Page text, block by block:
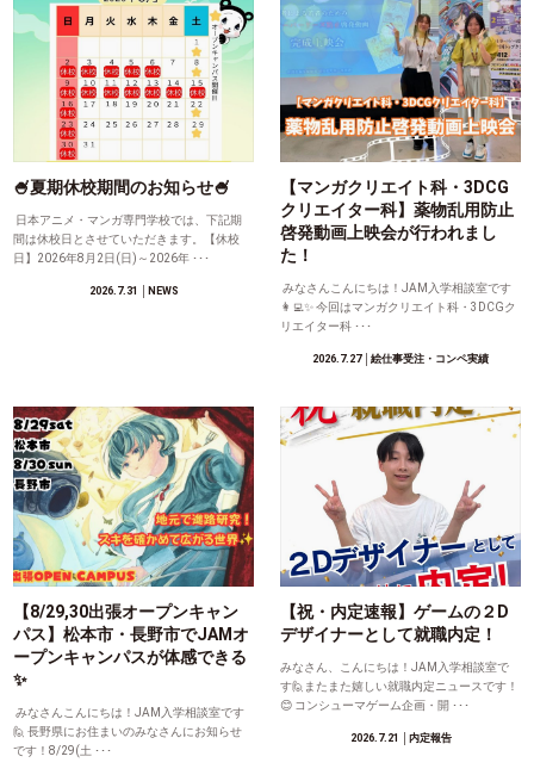
🍧夏期休校期間のお知らせ🍧
日本アニメ・マンガ専門学校では、下記期
間は休校日とさせていただきます。【休校
日】2026年8月2日(日)～2026年 ･･･
2026.7.31 │NEWS
【マンガクリエイト科・3DCG
クリエイター科】薬物乱用防止
啓発動画上映会が行われまし
た！
みなさんこんにちは！JAM入学相談室です
👩‍💻✨ 今回はマンガクリエイト科・3DCGク
リエイター科 ･･･
2026.7.27│絵仕事受注・コンペ実績
【8/29,30出張オープンキャン
パス】松本市・長野市でJAMオ
ープンキャンパスが体感できる
✨
みなさんこんにちは！JAM入学相談室です
🙋 長野県にお住まいのみなさんにお知らせ
です！8/29(土 ･･･
【祝・内定速報】ゲームの２D
デザイナーとして就職内定！
みなさん、こんにちは！JAM入学相談室で
す🙋またまた嬉しい就職内定ニュースです！
😊 コンシューマゲーム企画・開 ･･･
2026.7.21 │内定報告